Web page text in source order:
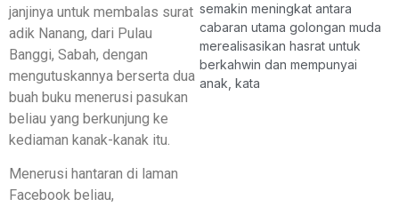
janjinya untuk membalas surat
adik Nanang, dari Pulau
Banggi, Sabah, dengan
mengutuskannya berserta dua
buah buku menerusi pasukan
beliau yang berkunjung ke
kediaman kanak-kanak itu.
Menerusi hantaran di laman
Facebook beliau,
semakin meningkat antara
cabaran utama golongan muda
merealisasikan hasrat untuk
berkahwin dan mempunyai
anak, kata